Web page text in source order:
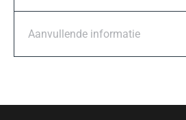
Aanvullende informatie